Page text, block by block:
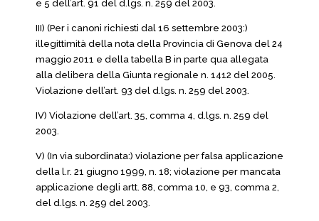
e 5 dell’art. 91 del d.lgs. n. 259 del 2003.
III) (Per i canoni richiesti dal 16 settembre 2003:)
illegittimità della nota della Provincia di Genova del 24
maggio 2011 e della tabella B in parte qua allegata
alla delibera della Giunta regionale n. 1412 del 2005.
Violazione dell’art. 93 del d.lgs. n. 259 del 2003.
IV) Violazione dell’art. 35, comma 4, d.lgs. n. 259 del
2003.
V) (In via subordinata:) violazione per falsa applicazione
della l.r. 21 giugno 1999, n. 18; violazione per mancata
applicazione degli artt. 88, comma 10, e 93, comma 2,
del d.lgs. n. 259 del 2003.